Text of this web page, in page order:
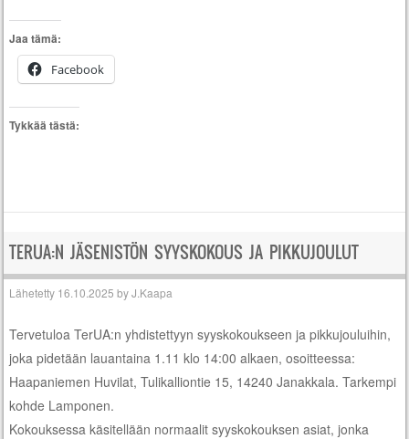
Jaa tämä:
Facebook
Tykkää tästä:
TERUA:N JÄSENISTÖN SYYSKOKOUS JA PIKKUJOULUT
Lähetetty 16.10.2025 byJ.Kaapa
Tervetuloa TerUA:n yhdistettyyn syyskokoukseen ja pikkujouluihin,
joka pidetään lauantaina 1.11 klo 14:00 alkaen, osoitteessa:
Haapaniemen Huvilat, Tulikalliontie 15, 14240 Janakkala. Tarkempi
kohde Lamponen.
Kokouksessa käsitellään normaalit syyskokouksen asiat, jonka